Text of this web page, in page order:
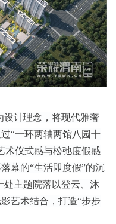
设计理念，将现代雅奢
“一环两轴两馆八园十
术仪式感与松弛度假感
幕的“生活即度假”的沉
处主题院落以登云、沐
艺术结合，打造“步步